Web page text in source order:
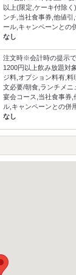
以上(限定,ケーキ付除く
ンチ,当社食事券,他値引
ール,キャンペーンとの
なし
注文時※会計時の提示
1200円以上飲み放題対
ジ料,オプション料有,料
文必要/朝食,ランチメニ
宴会コース,当社食事券,
ル,キャンペーンとの併
なし